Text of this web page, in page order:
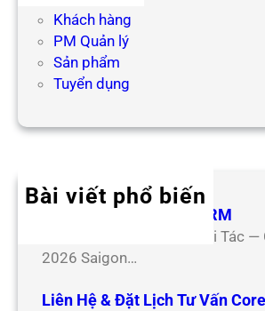
Khách hàng
PM Quản lý
Sản phẩm
Tuyển dụng
Bài viết phổ biến
Hợp Tác Đối Tác CoreHRM
Chương Trình Hợp Tác Đối Tác —
2026 Saigon…
Liên Hệ & Đặt Lịch Tư Vấn